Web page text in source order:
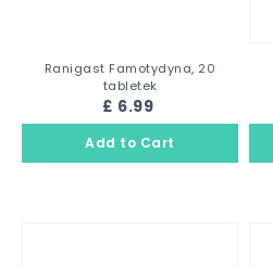
Ranigast Famotydyna, 20
tabletek
£ 6.99